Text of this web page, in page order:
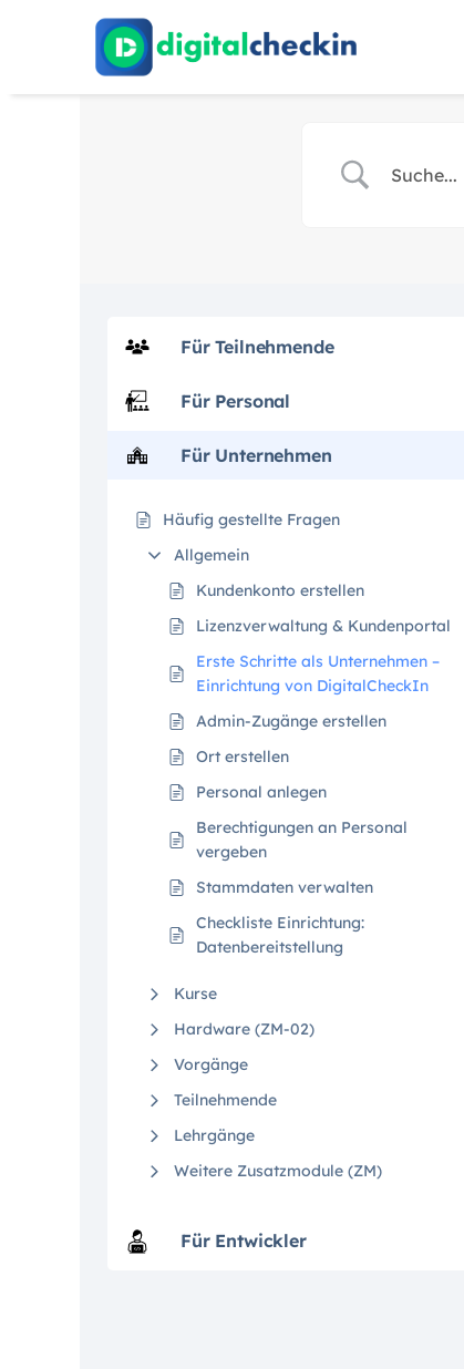
Für Teilnehmende
Für Personal
Für Unternehmen
Häufig gestellte Fragen
Allgemein
Kundenkonto erstellen
Lizenzverwaltung & Kundenportal
Erste Schritte als Unternehmen –
Einrichtung von DigitalCheckIn
Admin-Zugänge erstellen
Ort erstellen
Personal anlegen
Berechtigungen an Personal
vergeben
Stammdaten verwalten
Checkliste Einrichtung:
Datenbereitstellung
Kurse
Hardware (ZM-02)
Vorgänge
Teilnehmende
Lehrgänge
Weitere Zusatzmodule (ZM)
Für Entwickler